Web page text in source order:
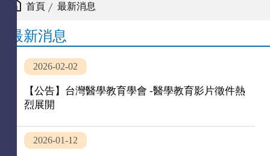
首頁 最新消息
最新消息
2026-02-02
【公告】台灣醫學教育學會 -醫學教育影片徵件熱
烈展開
2026-01-12